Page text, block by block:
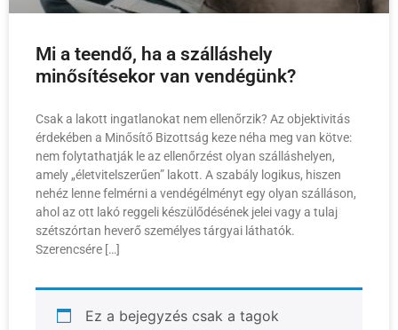
Mi a teendő, ha a szálláshely
minősítésekor van vendégünk?
Csak a lakott ingatlanokat nem ellenőrzik? Az objektivitás
érdekében a Minősítő Bizottság keze néha meg van kötve:
nem folytathatják le az ellenőrzést olyan szálláshelyen,
amely „életvitelszerűen” lakott. A szabály logikus, hiszen
nehéz lenne felmérni a vendégélményt egy olyan szálláson,
ahol az ott lakó reggeli készülődésének jelei vagy a tulaj
szétszórtan heverő személyes tárgyai láthatók.
Szerencsére […]
Ez a bejegyzés csak a tagok